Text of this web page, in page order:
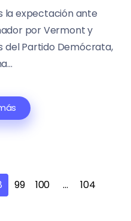
la expectación ante
por Vermont y
del Partido Demócrata,
99 100 … 104